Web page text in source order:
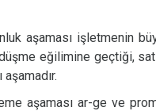
aşaması işletmenin
eğilimine geçtiği,
aşaması ar-ge ve